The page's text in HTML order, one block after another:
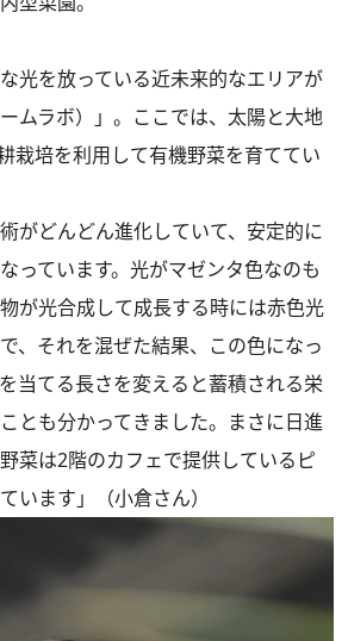
光を放っている近未来的なエリアが
ムラボ）」。ここでは、太陽と大地
栽培を利用して有機野菜を育ててい
がどんどん進化していて、安定的に
っています。光がマゼンタ色なのも
が光合成して成長する時には赤色光
、それを混ぜた結果、この色になっ
当てる長さを変えると蓄積される栄
とも分かってきました。まさに日進
菜は2階のカフェで提供しているピ
います」（小倉さん）